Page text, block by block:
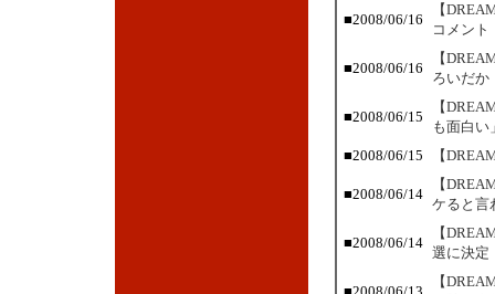
■2008/06/16
【
コメント
■2008/06/16
【
ろいだか
■2008/06/15
【
も面白い
■2008/06/15
【
■2008/06/14
【
ケると言
■2008/06/14
【
選に決定
【